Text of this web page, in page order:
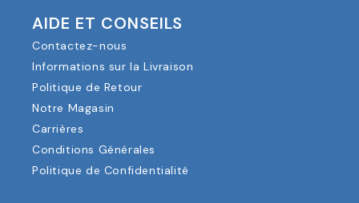
AIDE ET CONSEILS
Contactez-nous
Informations sur la Livraison
Politique de Retour
Notre Magasin
Carrières
Conditions Générales
Politique de Confidentialité